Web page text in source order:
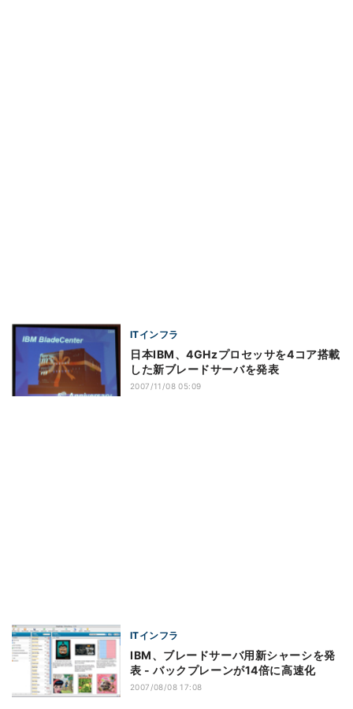
ITインフラ
日本IBM、4GHzプロセッサを4コア搭載
した新ブレードサーバを発表
2007/11/08 05:09
ITインフラ
IBM、ブレードサーバ用新シャーシを発
表 - バックプレーンが14倍に高速化
2007/08/08 17:08